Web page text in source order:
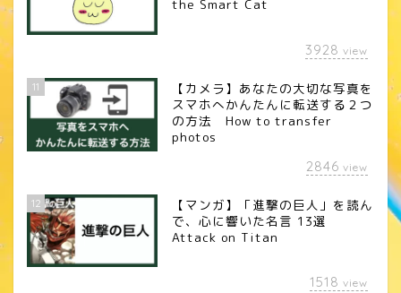
the Smart Cat
3928 view
11
【カメラ】あなたの大切な写真を
スマホへかんたんに転送する２つ
の方法 How to transfer
photos
2846 view
12
【マンガ】「進撃の巨人」を読ん
で、心に響いた名言 13選
Attack on Titan
1518 view